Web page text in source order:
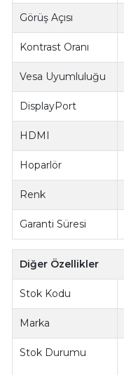
Görüş Açısı
Kontrast Oranı
Vesa Uyumluluğu
DisplayPort
HDMI
Hoparlör
Renk
Garanti Süresi
Diğer Özellikler
Stok Kodu
Marka
Stok Durumu